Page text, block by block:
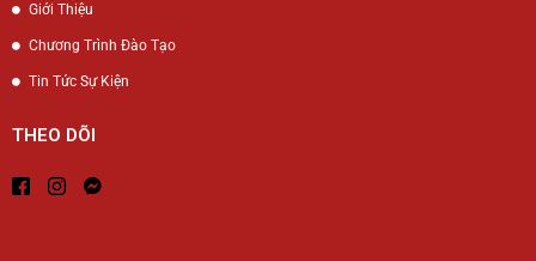
Giới Thiệu
Chương Trình Đào Tạo
Tin Tức Sự Kiện
THEO DÕI